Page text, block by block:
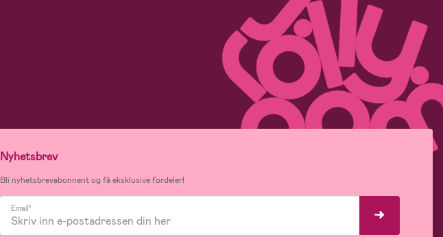
Nyhetsbrev
Bli nyhetsbrevabonnent og få eksklusive fordeler!
Email*